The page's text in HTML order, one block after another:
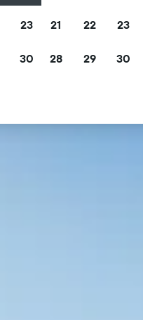
23
30
21 22 23
28 29 30